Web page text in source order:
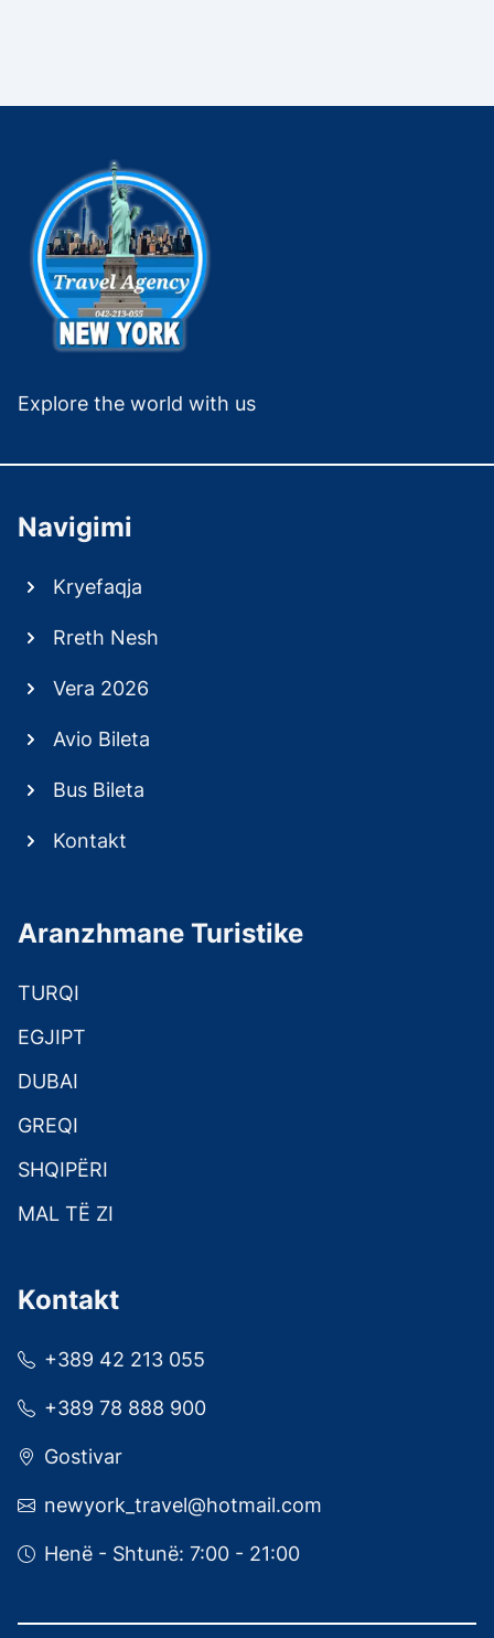
Explore the world with us
Navigimi
Kryefaqja
Rreth Nesh
Vera 2026
Avio Bileta
Bus Bileta
Kontakt
Aranzhmane Turistike
TURQI
EGJIPT
DUBAI
GREQI
SHQIPËRI
MAL TË ZI​
Kontakt
+389 42 213 055
+389 78 888 900
Gostivar
newyork_travel@hotmail.com
Henë - Shtunë: 7:00 - 21:00